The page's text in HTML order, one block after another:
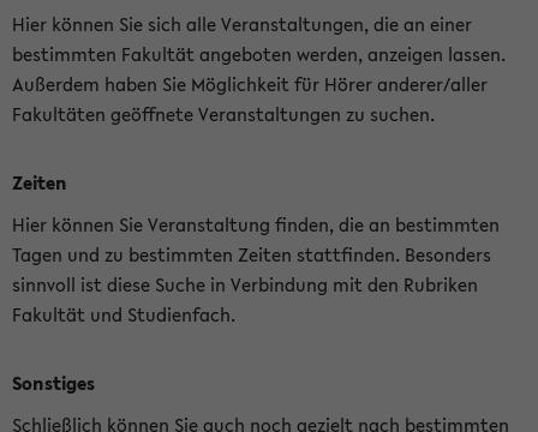
Hier können Sie sich alle Veranstaltungen, die an einer
bestimmten Fakultät angeboten werden, anzeigen lassen.
Außerdem haben Sie Möglichkeit für Hörer anderer/aller
Fakultäten geöffnete Veranstaltungen zu suchen.
Zeiten
Hier können Sie Veranstaltung finden, die an bestimmten
Tagen und zu bestimmten Zeiten stattfinden. Besonders
sinnvoll ist diese Suche in Verbindung mit den Rubriken
Fakultät und Studienfach.
Sonstiges
Schließlich können Sie auch noch gezielt nach bestimmten